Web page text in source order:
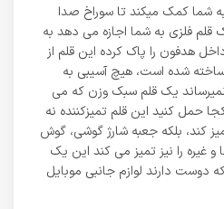
شما کمک میکند تا سوراخ صدا
فلزی به شما اجازه می دهد به
هدفون را پاک کرده این قلم از
شده است، هیچ آسیبی به
یک قلم سبک وزن که می
حمل کنید این قلم تمیزکننده نه
کند، بلکه جعبه شارژ گوشی، گوش
غیره را نیز تمیز می کند این یک
دوست دارند لوازم جانبی موبایل